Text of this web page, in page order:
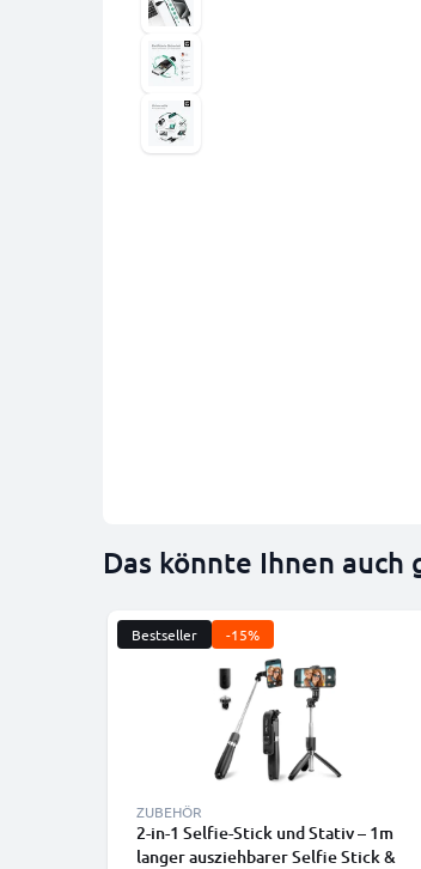
Das könnte Ihnen auch
Bestseller -15%
ZUBEHÖR
2-in-1 Selfie-Stick und Stativ – 1m
langer ausziehbarer Selfie Stick &